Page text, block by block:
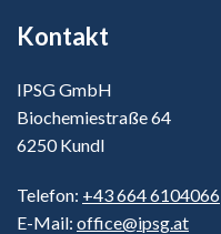
Kontakt
IPSG GmbH
Biochemiestraße 64
6250 Kundl
Telefon: +43 664 6104066
E-Mail: office@ipsg.at